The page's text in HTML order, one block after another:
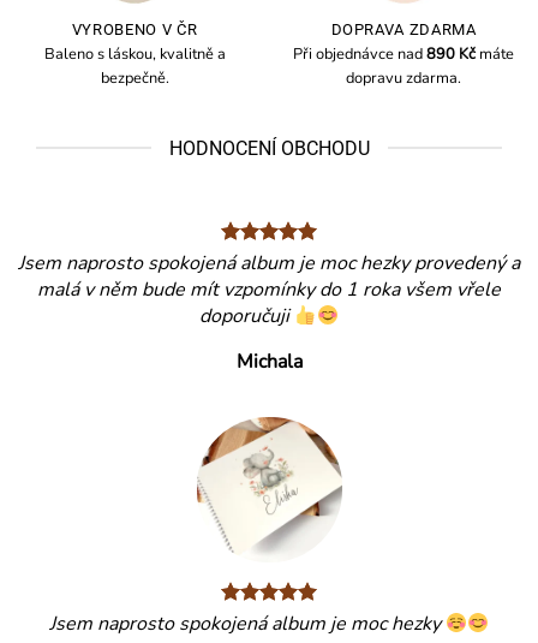
VYROBENO V ČR
Baleno s láskou, kvalitně a
bezpečně.
DOPRAVA ZDARMA
Při objednávce nad890 Kčmáte
dopravu zdarma.
HODNOCENÍ OBCHODU
Jsem naprosto spokojená album je moc hezky provedený a
malá v něm bude mít vzpomínky do 1 roka všem vřele
doporučuji
Michala
Jsem naprosto spokojená album je moc hezky